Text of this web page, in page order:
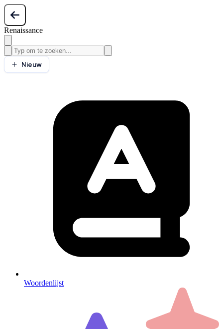
Renaissance
Nieuw
Woordenlijst